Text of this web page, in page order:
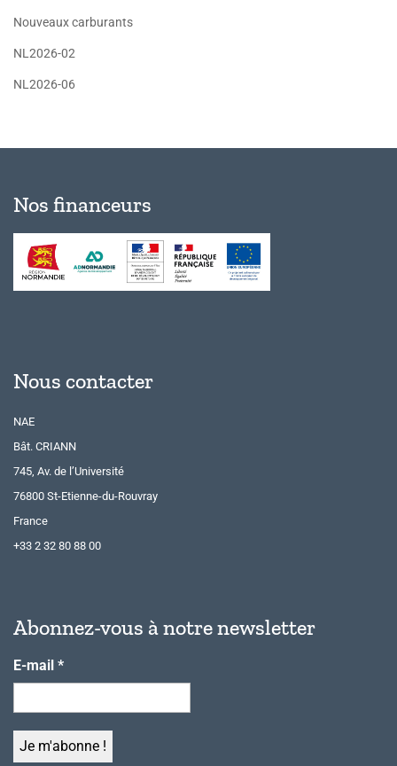
Nouveaux carburants
NL2026-02
NL2026-06
Nos financeurs
Nous contacter
NAE
Bât. CRIANN
745, Av. de l’Université
76800 St-Etienne-du-Rouvray
France
+33 2 32 80 88 00
Abonnez-vous à notre newsletter
E-mail *